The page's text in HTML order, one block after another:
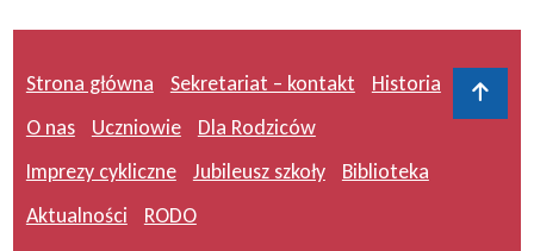
Strona główna Sekretariat – kontakt
Historia
O nas
Uczniowie
Dla Rodziców
Imprezy cykliczne
Jubileusz szkoły
Biblioteka
Aktualności
RODO
Do